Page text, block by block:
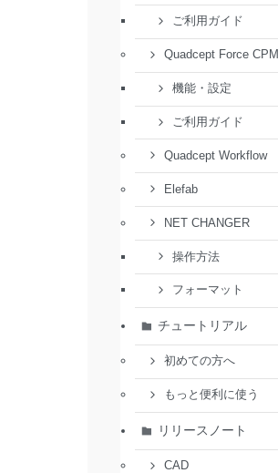
ご利用ガイド
Quadcept Force CPM
機能・設定
ご利用ガイド
Quadcept Workflow
Elefab
NET CHANGER
操作方法
フォーマット
チュートリアル
初めての方へ
もっと便利に使う
リリースノート
CAD